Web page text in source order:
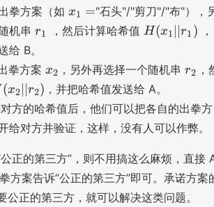
拳方案（如 x
_
1
x1 ="石头"/"剪刀"/"布"），
机串 r
1
r1 ，然后计算哈希值 H
_
1
||
r
1
)
H(x1 ∣∣r1 ) ，
给 B。
拳方案 x
2
x2 ，另外再选择一个随机串 r
r2 ，
(x2 r2) ，并把哈希值发送给 A。
方的哈希值后，他们可以把各自的出拳方
给对方并验证，这样，没有人可以作弊。
正的第三方”，则不用搞这么麻烦，直接
方案告诉“公正的第三方”即可。承诺方案
公正的第三方，就可以解决这类问题。